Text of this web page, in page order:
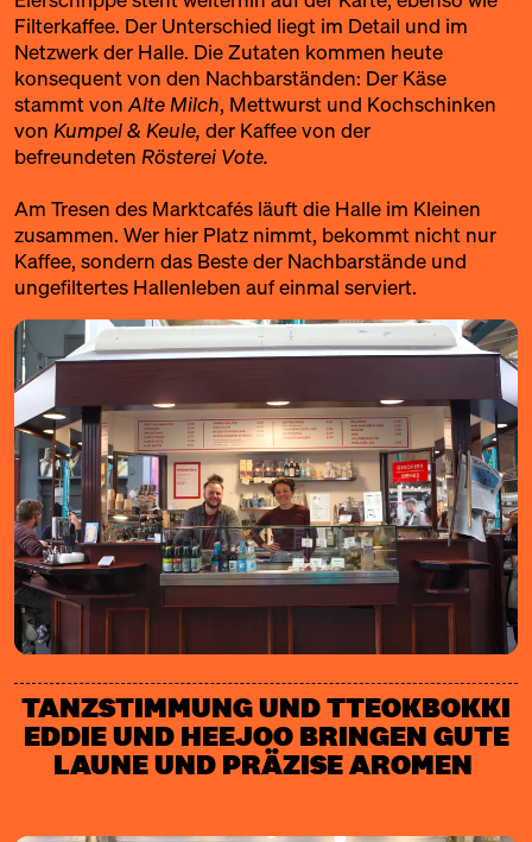
Filterkaffee. Der Unterschied liegt im Detail und im
Netzwerk der Halle. Die Zutaten kommen heute
konsequent von den Nachbarständen: Der Käse
stammt von Alte Milch, Mettwurst und Kochschinken
von Kumpel & Keule, der Kaffee von der
befreundeten Rösterei Vote.
Am Tresen des Marktcafés läuft die Halle im Kleinen
zusammen. Wer hier Platz nimmt, bekommt nicht nur
Kaffee, sondern das Beste der Nachbarstände und
ungefiltertes Hallenleben auf einmal serviert.
TANZSTIMMUNG UND TTEOKBOKKI
EDDIE UND HEEJOO BRINGEN GUTE
LAUNE UND PRÄZISE AROMEN